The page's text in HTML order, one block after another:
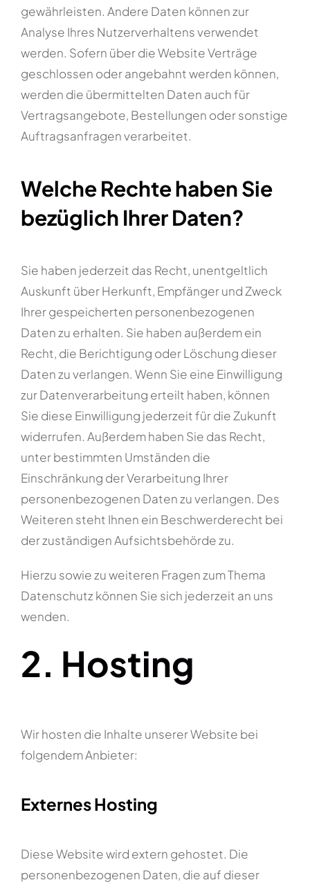
gewährleisten. Andere Daten können zur
Analyse Ihres Nutzerverhaltens verwendet
werden. Sofern über die Website Verträge
geschlossen oder angebahnt werden können,
werden die übermittelten Daten auch für
Vertragsangebote, Bestellungen oder sonstige
Auftragsanfragen verarbeitet.
Welche Rechte haben Sie
bezüglich Ihrer Daten?
Sie haben jederzeit das Recht, unentgeltlich
Auskunft über Herkunft, Empfänger und Zweck
Ihrer gespeicherten personenbezogenen
Daten zu erhalten. Sie haben außerdem ein
Recht, die Berichtigung oder Löschung dieser
Daten zu verlangen. Wenn Sie eine Einwilligung
zur Datenverarbeitung erteilt haben, können
Sie diese Einwilligung jederzeit für die Zukunft
widerrufen. Außerdem haben Sie das Recht,
unter bestimmten Umständen die
Einschränkung der Verarbeitung Ihrer
personenbezogenen Daten zu verlangen. Des
Weiteren steht Ihnen ein Beschwerderecht bei
der zuständigen Aufsichtsbehörde zu.
Hierzu sowie zu weiteren Fragen zum Thema
Datenschutz können Sie sich jederzeit an uns
wenden.
2. Hosting
Wir hosten die Inhalte unserer Website bei
folgendem Anbieter:
Externes Hosting
Diese Website wird extern gehostet. Die
personenbezogenen Daten, die auf dieser